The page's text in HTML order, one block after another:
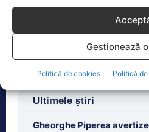
Gestionează
Politică de cookies Politică
dreaptă[...]
Ultimele știri
Gheorghe Piperea